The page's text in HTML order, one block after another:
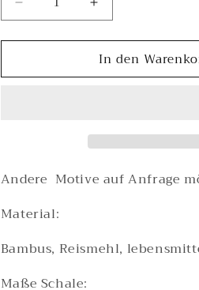
Verringere
die
Menge
Salatschale
Erhöhe
die
Menge
für
Salatschale
In den
Andere Motive auf Anfrage
Material:
Bambus, Reismehl,
Maße Schale: